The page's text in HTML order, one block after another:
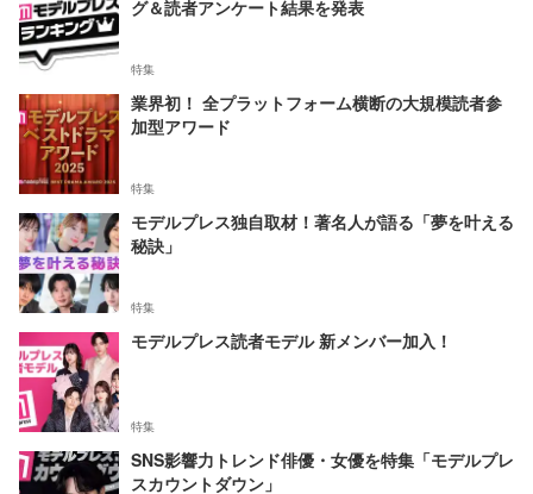
グ＆読者アンケート結果を発表
特集
業界初！ 全プラットフォーム横断の大規模読者参
加型アワード
特集
モデルプレス独自取材！著名人が語る「夢を叶える
秘訣」
特集
モデルプレス読者モデル 新メンバー加入！
特集
SNS影響力トレンド俳優・女優を特集「モデルプレ
スカウントダウン」